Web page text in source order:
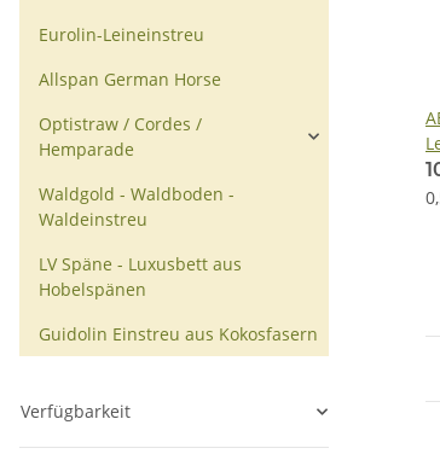
Eurolin-Leineinstreu
Allspan German Horse
Optistraw / Cordes /
Hemparade
Waldgold - Waldboden -
Waldeinstreu
LV Späne - Luxusbett aus
Hobelspänen
Guidolin Einstreu aus Kokosfasern
Verfügbarkeit